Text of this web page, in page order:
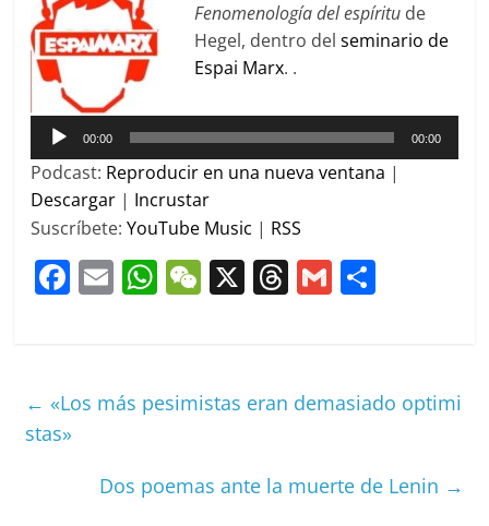
Fenomenología del espíritu de
Hegel, dentro delseminario de
Espai Marx. .
Reproductor
de
audio
00:00 00:00
Podcast: Reproducir en una nueva ventana |
Descargar | Incrustar
Suscríbete:YouTube Music | RSS
F
b
o
E W
A
p
W
at
X T
d
G
ar
← «Los más pesimistas eran demasiado optimi
stas»
Dos poemas ante la muerte de Lenin →